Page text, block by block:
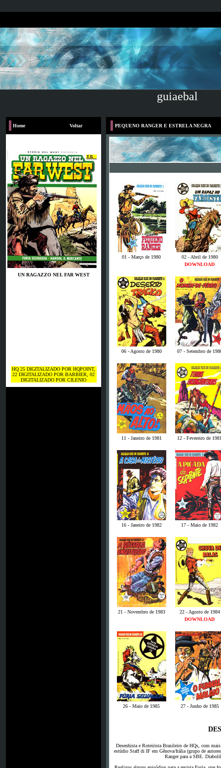
guiaebal
Home Voltar
UN RAGAZZO NEL FAR WEST
HQ 25 DIGITALIZADO POR HQPOINT,
22 DIGITALIZADO POR BARBIER, 02
DIGITALIZADO POR CILENIO
PEQUENO RANGER E ESTRELA NEGRA
01 - Março de 1980
02 - Abril de 1980
DOWNLOAD
06 - Agosto de 1980 07 - Setembro de
11 - Janeiro de 1981 12 - Fevereiro de
16 - Janeiro de 1982 17 - Maio de 1982
21 - Novembro de 1983
22 - Agosto de 1984
DOWNLOAD
26 - Maio de 1985 27 - Junho de 1985
Desenhista e Roteirista Brasileiro de HQs, com
estúdio Staff di IF em Gênova/Itália (grupo de
Ranger para a SBE.